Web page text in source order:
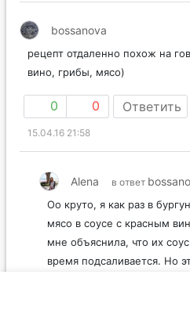
bossanova
рецепт отдаленно похож на
вино, грибы, мясо)
0 0 Ответить
15.04.16 21:58
Alena в ответ
Оо круто, я как раз в
мясо в соусе с красным
мне объяснила, что их соус
время подсаливается. Но